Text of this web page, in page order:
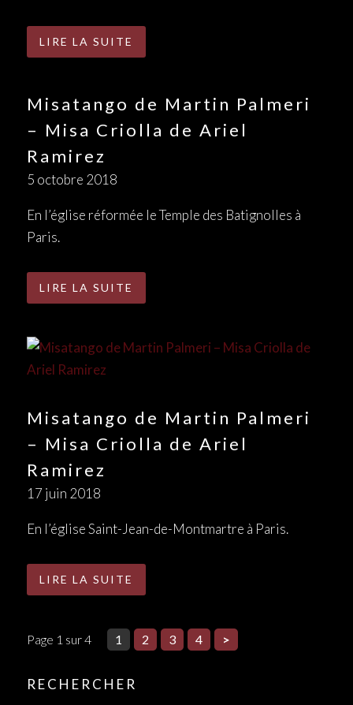
LIRE LA SUITE
Misatango de Martin Palmeri
– Misa Criolla de Ariel
Ramirez
5 octobre 2018
En l’église réformée le Temple des Batignolles à
Paris.
LIRE LA SUITE
Misatango de Martin Palmeri
– Misa Criolla de Ariel
Ramirez
17 juin 2018
En l’église Saint-Jean-de-Montmartre à Paris.
LIRE LA SUITE
Page 1 sur 4 1 2 3 4 >
RECHERCHER